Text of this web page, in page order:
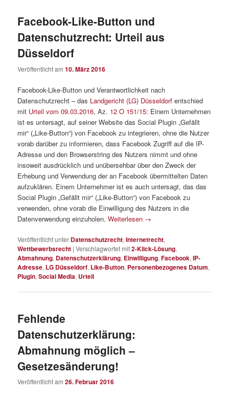
Facebook-Like-Button und
Datenschutzrecht: Urteil aus
Düsseldorf
Veröffentlicht am10. März 2016
Facebook-Like-Button und Verantwortlichkeit nach
Datenschutzrecht – das Landgericht (LG) Düsseldorf entschied
mit Urteil vom 09.03.2016, Az. 12 O 151/15: Einem Unternehmen
ist es untersagt, auf seiner Website das Social Plugin „Gefällt
mir“ („Like-Button“) von Facebook zu integrieren, ohne die Nutzer
vorab darüber zu informieren, dass Facebook Zugriff auf die IP-
Adresse und den Browserstring des Nutzers nimmt und ohne
insoweit ausdrücklich und unübersehbar über den Zweck der
Erhebung und Verwendung der an Facebook übermittelten Daten
aufzuklären. Einem Unternehmer ist es auch untersagt, das das
Social Plugin „Gefällt mir“ („Like-Button“) von Facebook zu
verwenden, ohne vorab die Einwilligung des Nutzers in die
Datenverwendung einzuholen.Weiterlesen →
Veröffentlicht unter Datenschutzrecht,Internetrecht,
Wettbewerbsrecht |Verschlagwortet mit2-Klick-Lösung,
Abmahnung, Datenschutzerklärung, Einwilligung,Facebook,IP-
Adresse, LG Düsseldorf, Like-Button, Personenbezogenes Datum,
Plugin,Social Media, Urteil
Fehlende
Datenschutzerklärung:
Abmahnung möglich –
Gesetzesänderung!
Veröffentlicht am26. Februar 2016